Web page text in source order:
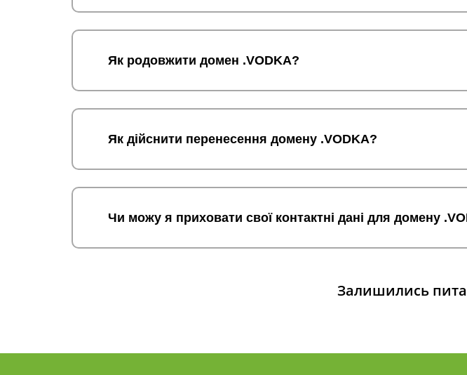
Як родовжити домен .VODKA?
Як дійснити перенесення домену .VODKA?
Чи можу я приховати свої контактні дані для домену
Залишились